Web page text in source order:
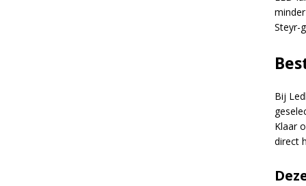
Steyr-
Bij
Klaar
direct